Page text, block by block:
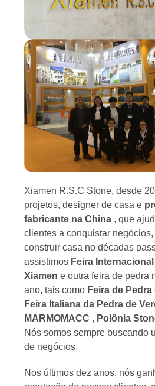
Xiamen R.S.C Stone, desde
projetos, designer de casa e
fabricante na China , que
clientes a conquistar
construir casa no décadas
assistimos Feira
Xiamen e outra feira de pedra
ano, tais como Feira de
Feira Italiana da Pedra de
MARMOMACC , Polônia
Nós somos sempre buscando
de negócios.
Nos últimos dez anos, nós